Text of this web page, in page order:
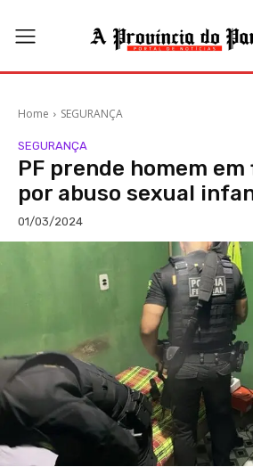
Home SEGURANÇA
SEGURANÇA
PF prende homem
por abuso sexual
01/03/2024